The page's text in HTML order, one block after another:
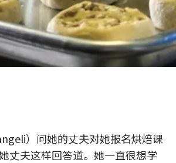
）问她的丈夫对她报名烘焙课
丈夫这样回答道。她一直很想学